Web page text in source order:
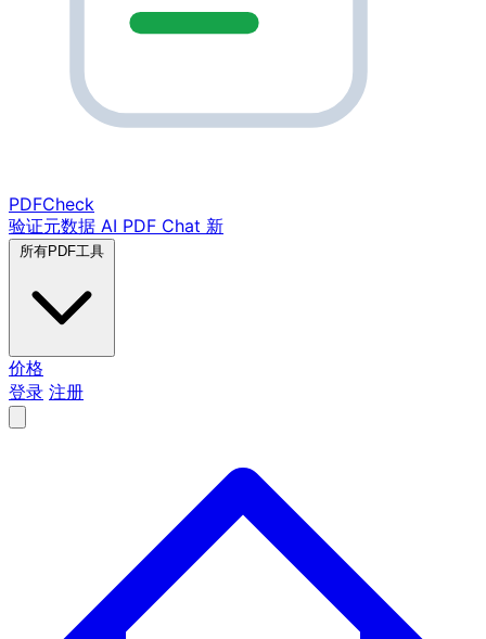
PDFCheck
验证元数据 AI PDF Chat 新
所有PDF工具
价格
登录 注册